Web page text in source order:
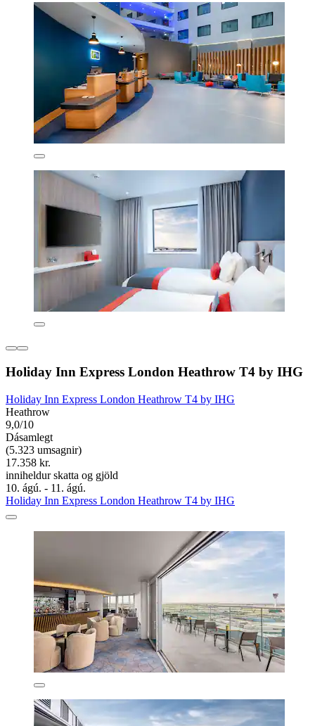
Holiday Inn Express London Heathrow T4 by IHG
Holiday Inn Express London Heathrow T4 by IHG
Heathrow
9,0/10
Dásamlegt
(5.323 umsagnir)
17.358 kr.
inniheldur skatta og gjöld
10. ágú. - 11. ágú.
Holiday Inn Express London Heathrow T4 by IHG